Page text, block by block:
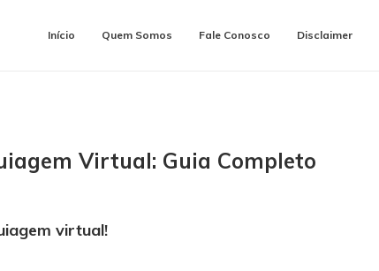
Início Quem Somos Fale Conosco Disclaimer
Virtual: Guia Completo
virtual!